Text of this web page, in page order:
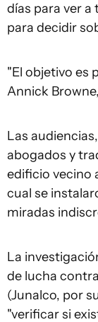
días para ver a
para decidir
"El objetivo es
Annick
Las
abogados y
edificio vecino
cual se
miradas
La
de lucha
(Junalco, por
"verificar si